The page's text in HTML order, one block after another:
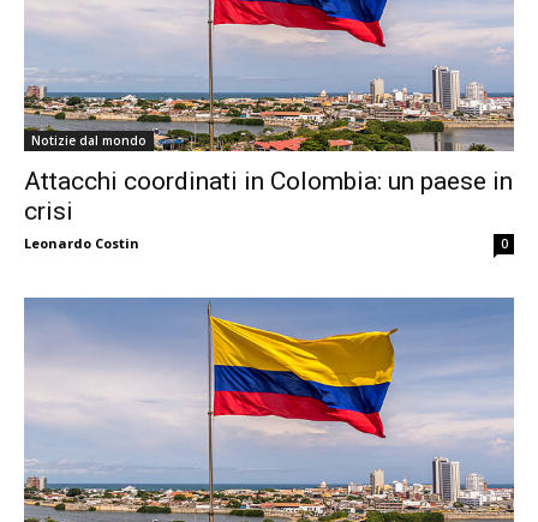
Notizie dal mondo
Attacchi coordinati in Colombia: un paese in
crisi
Leonardo Costin 0